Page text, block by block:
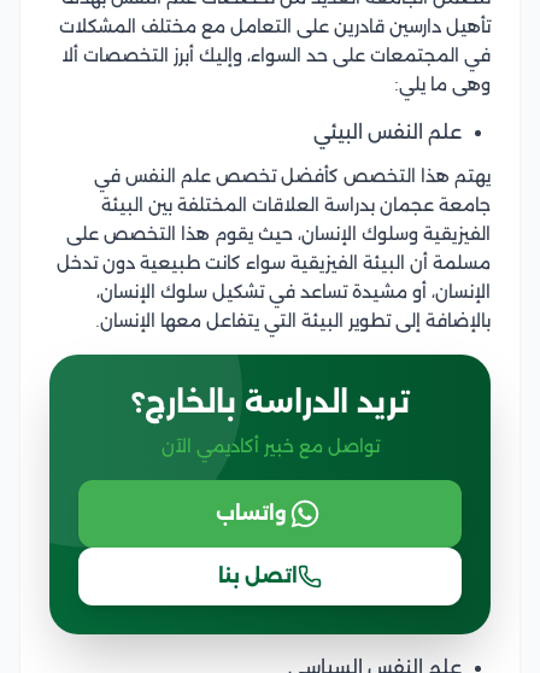
تأهيل دارسين قادرين على التعامل مع مختلف المشكلات
في المجتمعات على حد السواء، وإليك أبرز التخصصات ألا
وهى ما يلي:
علم النفس البيئي
يهتم هذا التخصص كأفضل تخصص علم النفس في
جامعة عجمان بدراسة العلاقات المختلفة بين البيئة
الفيزيقية وسلوك الإنسان، حيث يقوم هذا التخصص على
مسلمة أن البيئة الفيزيقية سواء كانت طبيعية دون تدخل
الإنسان، أو مشيدة تساعد في تشكيل سلوك الإنسان،
بالإضافة إلى تطوير البيئة التي يتفاعل معها الإنسان.
تريد الدراسة بالخارج؟
تواصل مع خبير أكاديمي الآن
واتساب
اتصل بنا
علم النفس السياسي